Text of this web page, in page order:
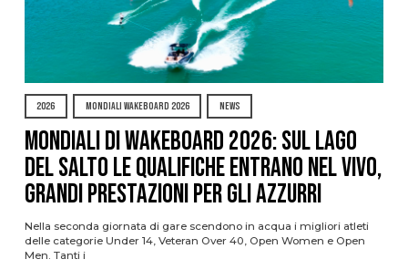
2026 MONDIALI WAKEBOARD 2026 NEWS
Mondiali di Wakeboard 2026: sul Lago
del Salto le qualifiche entrano nel vivo,
grandi prestazioni per gli azzurri
Nella seconda giornata di gare scendono in acqua i migliori atleti
delle categorie Under 14, Veteran Over 40, Open Women e Open
Men. Tanti i